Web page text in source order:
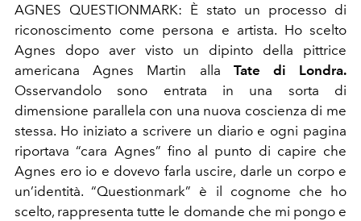
AGNES QUESTIONMARK: È stato un processo di
riconoscimento come persona e artista. Ho scelto
Agnes dopo aver visto un dipinto della pittrice
americana Agnes Martin alla Tate di Londra.
Osservandolo sono entrata in una sorta di
dimensione parallela con una nuova coscienza di me
stessa. Ho iniziato a scrivere un diario e ogni pagina
riportava “cara Agnes” fino al punto di capire che
Agnes ero io e dovevo farla uscire, darle un corpo e
un’identità. “Questionmark” è il cognome che ho
scelto, rappresenta tutte le domande che mi pongo e